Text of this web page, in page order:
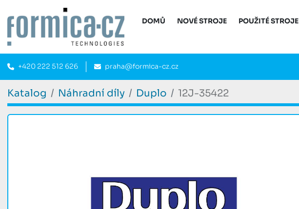
DOMŮ NOVÉ STROJE POUŽITÉ STROJE
+420 222 512 626 praha@formica-cz.cz
Katalog Náhradní díly Duplo 12J-35422